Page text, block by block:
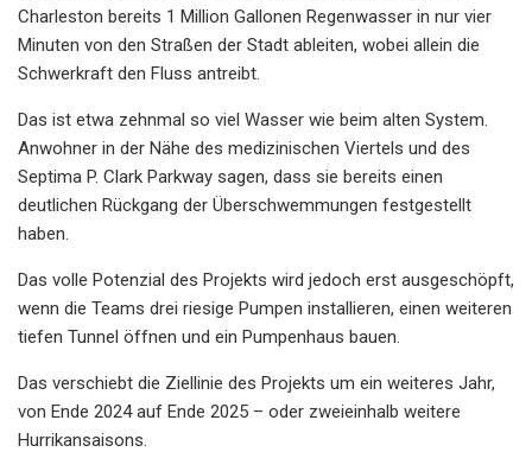
Charleston bereits 1 Million Gallonen Regenwasser in nur vier
Minuten von den Straßen der Stadt ableiten, wobei allein die
Schwerkraft den Fluss antreibt.
Das ist etwa zehnmal so viel Wasser wie beim alten System.
Anwohner in der Nähe des medizinischen Viertels und des
Septima P. Clark Parkway sagen, dass sie bereits einen
deutlichen Rückgang der Überschwemmungen festgestellt
haben.
Das volle Potenzial des Projekts wird jedoch erst ausgeschöpft,
wenn die Teams drei riesige Pumpen installieren, einen weiteren
tiefen Tunnel öffnen und ein Pumpenhaus bauen.
Das verschiebt die Ziellinie des Projekts um ein weiteres Jahr,
von Ende 2024 auf Ende 2025 – oder zweieinhalb weitere
Hurrikansaisons.